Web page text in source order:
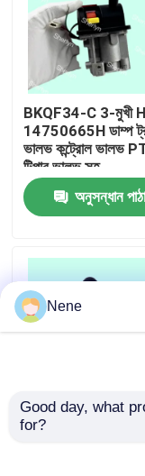
পণ্য
ভিডিও
আমাদের সম্বন্ধে
কারখানা পরিদর্শন
আমাদের সাথে যোগাযোগ
একটি উদ্ধৃতি অনুরোধ
BKQF34-C 3-মুখী
14750665H ডাম্প
ভালভ কন্ট্রোল ভালভ
টিপার ভালভ সহ
অনুসন্ধান
HYYA 14750430H
Nene
Good day, what
for?